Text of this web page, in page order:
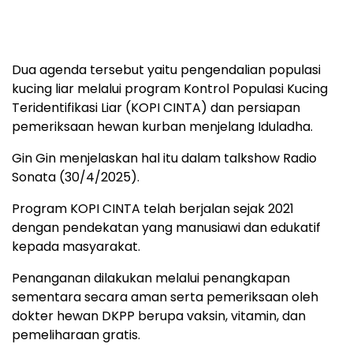
Dua agenda tersebut yaitu pengendalian populasi
kucing liar melalui program Kontrol Populasi Kucing
Teridentifikasi Liar (KOPI CINTA) dan persiapan
pemeriksaan hewan kurban menjelang Iduladha.
Gin Gin menjelaskan hal itu dalam talkshow Radio
Sonata (30/4/2025).
Program KOPI CINTA telah berjalan sejak 2021
dengan pendekatan yang manusiawi dan edukatif
kepada masyarakat.
Penanganan dilakukan melalui penangkapan
sementara secara aman serta pemeriksaan oleh
dokter hewan DKPP berupa vaksin, vitamin, dan
pemeliharaan gratis.